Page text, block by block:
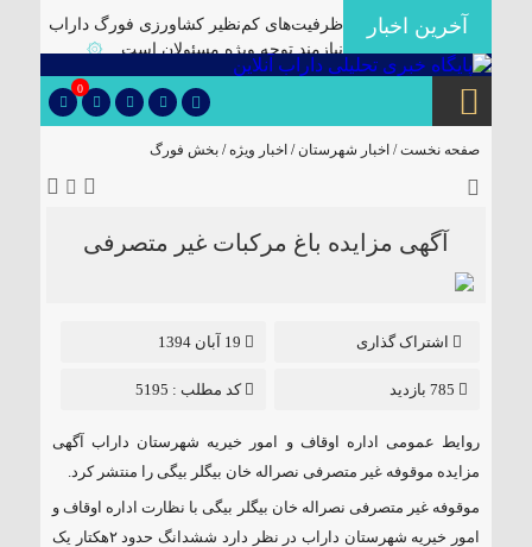
آخرین اخبار
ظرفیت‌های کم‌نظیر کشاورزی فورگ داراب
نیازمند توجه ویژه مسئولان است
۞
برگزاری آیین تودیع و معارفه بخشداران
شهرستان داراب با حضور مدیرکل سیاسی
🔴دارابگرد فارس در مسیر یونسکو/تدوین
نقشه راه ۵ ساله برای بازشناسی هویت
یک فوتی بر اثر ریزش آوار در معدن منگنز
🔺انهدام باند توزیع موادمخدر در داراب/
کشف سلاح جنگی و تلفن ماهواره ای از این
✅بررسی موانع احداث نیروگاه خورشیدی
0
صفحه نخست / اخبار شهرستان/ اخبار ویژه/ بخش فورگ
آگهی مزایده باغ مرکبات غیر متصرفی
اشتراک گذاری
کد مطلب : 5195
روایط عمومی اداره اوقاف و امور خیریه شهرستان داراب آگهی
مزایده موقوفه غیر متصرفی نصراله خان بیگلر بیگی را منتشر کرد.
موقوفه غیر متصرفی نصراله خان بیگلر بیگیبا نظارت اداره اوقاف و
امور خیریه شهرستان داراب در نظر دارد ششدانگ حدود ۲هکتار یک